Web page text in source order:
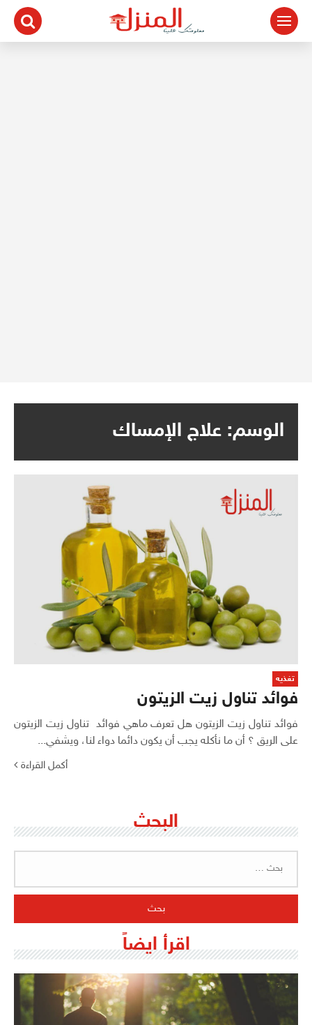
التجاوز
المحتوى
الوسم: علاج الإمساك
تغذيه
فوائد تناول زيت الزيتون
فوائد تناول زيت الزيتون هل تعرف ماهي فوائد تناول زيت الزيتون
على الريق ؟ أن ما نأكله يجب أن يكون دائما دواء لنا، ويشفي...
أكمل القراءة
البحث
اقرأ ايضاً